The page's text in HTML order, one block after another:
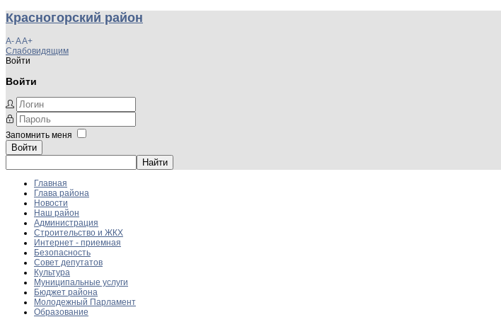
Красногорский район
A-AA+
Слабовидящим
Войти
Войти
Запомнить меня
Войти
Главная
Глава района
Новости
Наш район
Администрация
Строительство и ЖКХ
Интернет - приемная
Безопасность
Совет депутатов
Культура
Муниципальные услуги
Бюджет района
Молодежный Парламент
Образование